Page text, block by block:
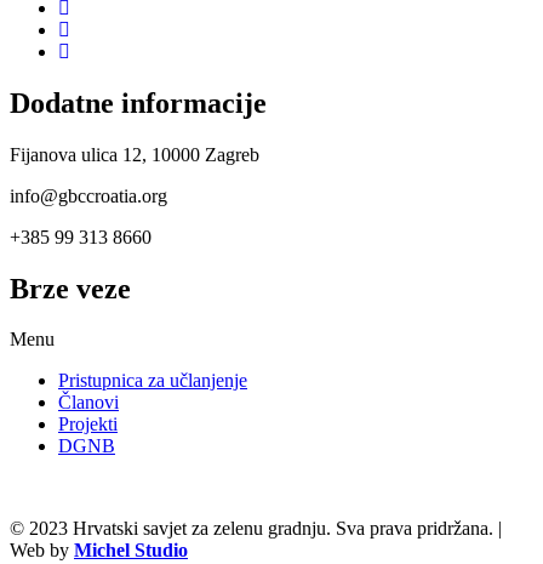
Dodatne informacije
Fijanova ulica 12, 10000 Zagreb
info@gbccroatia.org
+385 99 313 8660
Brze veze
Menu
Pristupnica za učlanjenje
Članovi
Projekti
DGNB
© 2023 Hrvatski savjet za zelenu gradnju. Sva prava pridržana. |
Web by Michel Studio